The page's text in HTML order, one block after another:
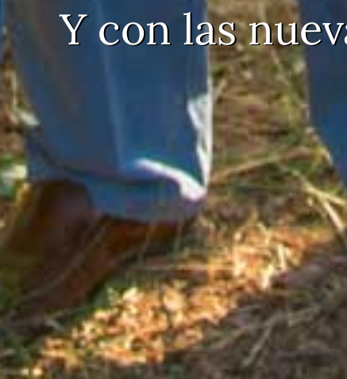
Y con las